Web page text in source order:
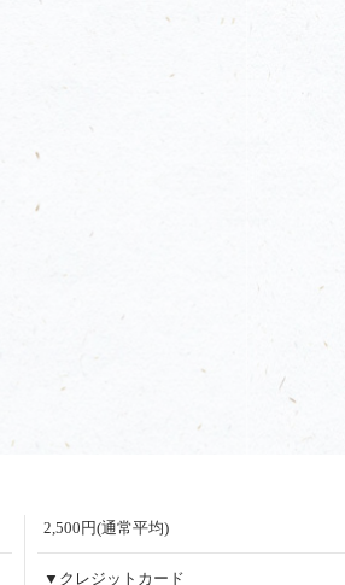
2,500円(通常平均)
▼クレジットカード